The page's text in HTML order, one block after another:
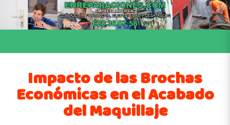
Impacto de las Brochas
Económicas en el Acabado
del Maquillaje